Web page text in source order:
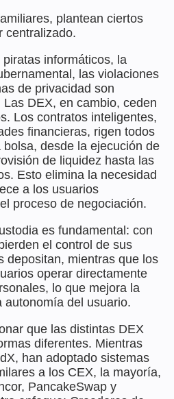
plantean ciertos
centralizado.
informáticos, la
las violaciones
de privacidad son
DEX, en cambio, ceden
Los contratos inteligentes,
financieras, rigen todos
bolsa, desde la ejecución de
de liquidez hasta las
Esto elimina la necesidad
a los usuarios
proceso de negociación.
es fundamental: con
el control de sus
depositan, mientras que los
operar directamente
lo que mejora la
autonomía del usuario.
que las distintas DEX
diferentes. Mientras
han adoptado sistemas
a los CEX, la mayoría,
PancakeSwap y